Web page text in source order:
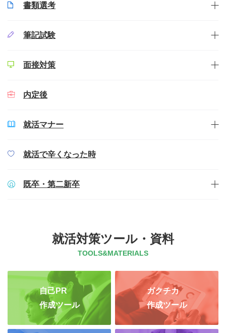
書類選考
筆記試験
面接対策
内定後
就活マナー
就活で辛くなった時
既卒・第二新卒
就活対策ツール・資料
TOOLS&MATERIALS
自己PR
作成ツール
ガクチカ
作成ツール